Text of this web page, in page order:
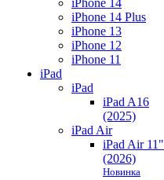
iPhone 14
iPhone 14 Plus
iPhone 13
iPhone 12
iPhone 11
iPad
iPad
iPad A16
(2025)
iPad Air
iPad Air 11"
(2026)
Новинка